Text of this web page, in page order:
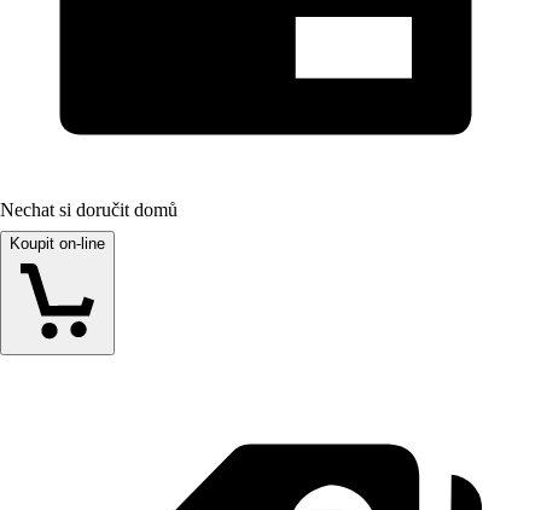
Nechat si doručit domů
Koupit on-line